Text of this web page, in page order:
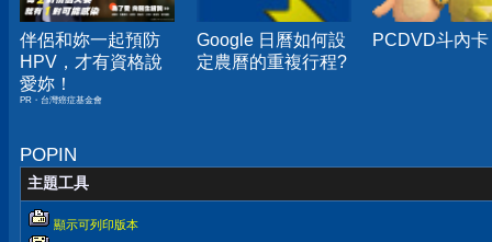
伴侶和妳一起預防
HPV，才有資格說
愛妳！
PR・台灣癌症基金會
Google 日曆如何設
定農曆的重複行程?
PCDVD斗內卡
POPIN
主題工具
顯示可列印版本